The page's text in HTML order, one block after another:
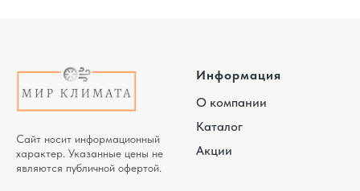
Сайт носит информационный
характер. Указанные цены не
являются публичной офертой.
Информация
О компании
Каталог
Акции